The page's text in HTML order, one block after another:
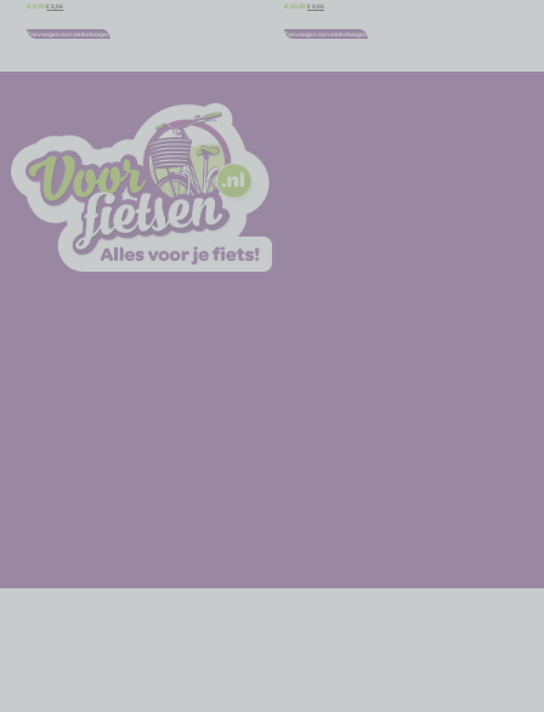
€ € 8,06
Toevoegen aan winkelwagen
€ 10,95 € 9,86
Toevoegen aan winkelwagen